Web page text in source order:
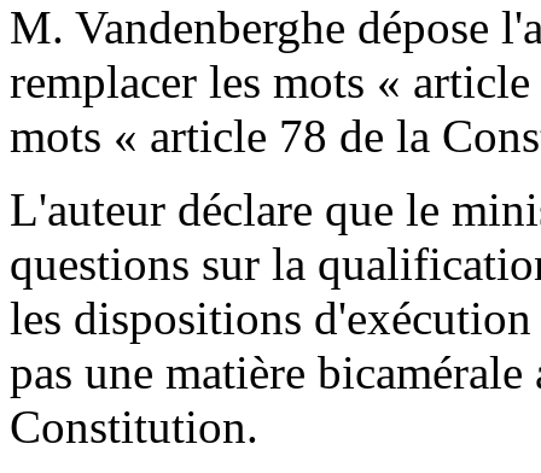
M. Vandenberghe dépose
remplacer les mots «
mots « article 78 de la
L'auteur déclare que le
questions sur la
les dispositions
pas une matière
Constitution.